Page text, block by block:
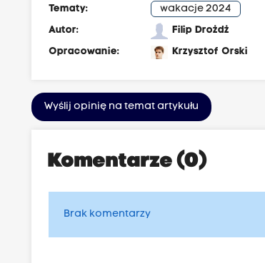
Tematy:
wakacje 2024
Autor:
Filip Drożdż
Opracowanie:
Krzysztof Orski
Wyślij opinię na temat artykułu
Komentarze (0)
Brak komentarzy